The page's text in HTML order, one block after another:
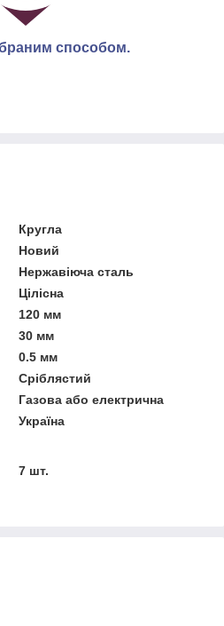
способом.
Кругла
Новий
Нержавіюча сталь
Цілісна
120 мм
30 мм
0.5 мм
Сріблястий
Газова або електрична
Україна
7 шт.